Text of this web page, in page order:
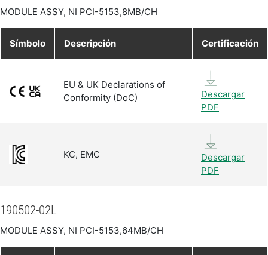
MODULE ASSY, NI PCI-5153,8MB/CH
Símbolo Descripción Certificación
EU & UK Declarations of
Conformity (DoC)
Descargar
PDF
KC, EMC
Descargar
PDF
190502-02L
MODULE ASSY, NI PCI-5153,64MB/CH